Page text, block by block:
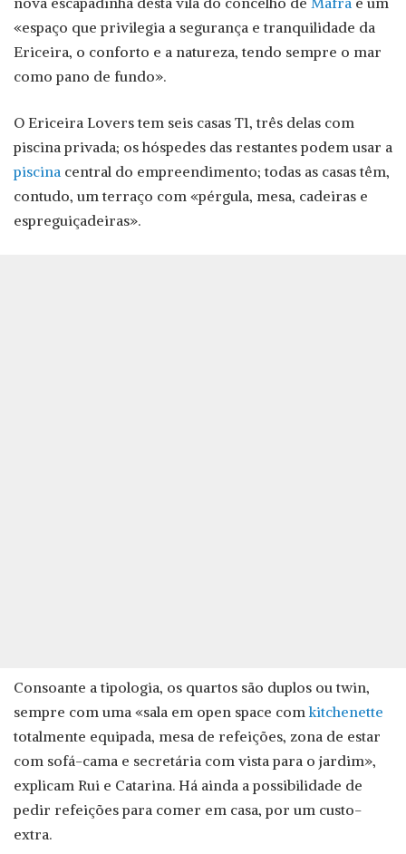
«espaço que privilegia a segurança e tranquilidade da
Ericeira, o conforto e a natureza, tendo sempre o mar
como pano de fundo».
O Ericeira Lovers tem seis casas T1, três delas com
piscina privada; os hóspedes das restantes podem usar a
piscina central do empreendimento; todas as casas têm,
contudo, um terraço com «pérgula, mesa, cadeiras e
espreguiçadeiras».
Consoante a tipologia, os quartos são duplos ou twin,
sempre com uma «sala em open space comkitchenette
totalmente equipada, mesa de refeições, zona de estar
com sofá-cama e secretária com vista para o jardim»,
explicam Rui e Catarina. Há ainda a possibilidade de
pedir refeições para comer em casa, por um custo-
extra.